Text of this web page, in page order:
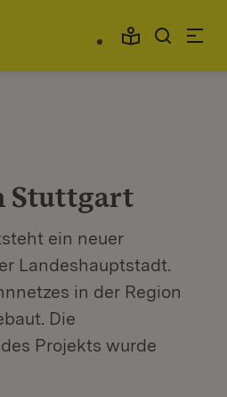
Stuttgart
ein neuer
Landeshauptstadt.
in der Region
Die
Projekts wurde